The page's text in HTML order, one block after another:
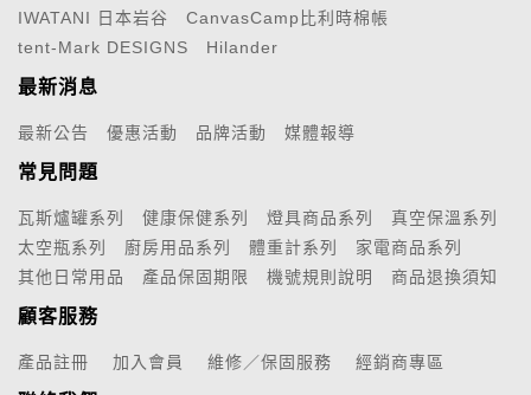
IWATANI 日本岩谷
CanvasCamp比利時棉帳
tent-Mark DESIGNS
Hilander
最新消息
最新公告 優惠活動 品牌活動 媒體報導
常見問題
瓦斯爐罐系列 健康保健系列 燈具商品系列
真空保溫系列
太空瓶系列
廚房用品系列 體重計系列
家電商品系列
其他日常用品
產品保固期限 機號規則說明 商品退換須知
顧客服務
產品註冊 加入會員 維修／保固服務 經銷商專區